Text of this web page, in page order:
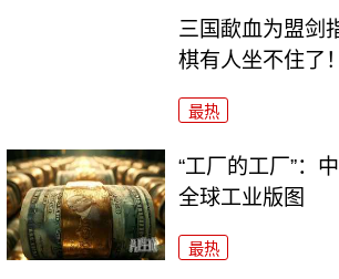
三国歃血为盟剑
棋有人坐不住了！
最热
“工厂的工厂”：
全球工业版图
最热